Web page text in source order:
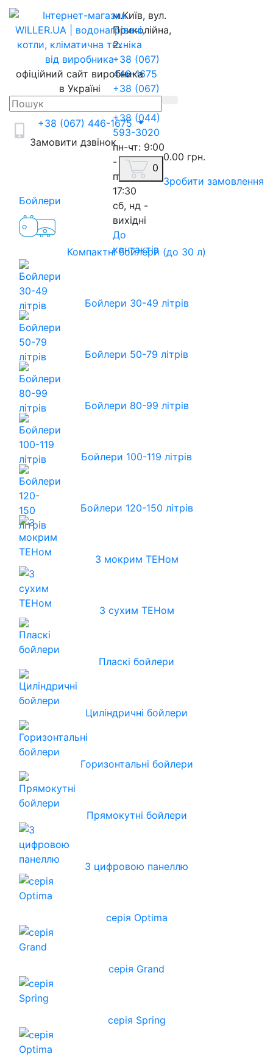
м.Київ, вул.
Приколійна,
2.
+38 (067)
446-1675
+38 (067)
+38 (044)
593-3020
пн-чт: 9:00
- 18:00
пт: 9:00 -
17:30
сб, нд -
вихідні
До
контактів
офіційний сайт виробника
в Україні
+38 (067) 446-1675
Замовити дзвінок
0
0.00 грн.
Зробити замовлення
Бойлери
Компактні бойлери (до 30 л)
Бойлери 30-49 літрів
Бойлери 50-79 літрів
Бойлери 80-99 літрів
Бойлери 100-119 літрів
Бойлери 120-150 літрів
З мокрим ТЕНом
З сухим ТЕНом
Пласкі бойлери
Циліндричні бойлери
Горизонтальні бойлери
Прямокутні бойлери
З цифровою панеллю
серія Optima
серія Grand
серія Spring